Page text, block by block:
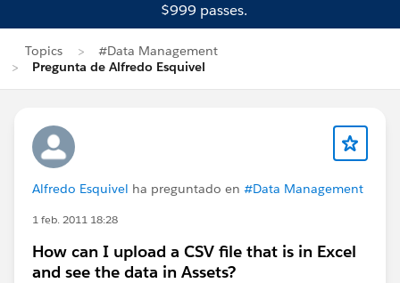
$999 passes.
Topics
#Data Management
Pregunta de Alfredo Esquivel
Alfredo Esquivel ha preguntado en #Data Management
1 feb. 2011 18:28
How can I upload a CSV file that is in Excel
and see the data in Assets?